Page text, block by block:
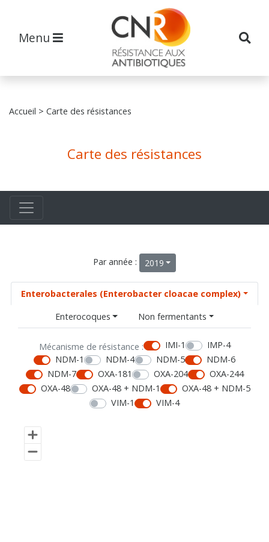
Menu
Accueil > Carte des résistances
Carte des résistances
Par année : 2019
Enterobacterales (Enterobacter cloacae complex)
Enterocoques
Non fermentants
Mécanisme de résistance : IMI-1
IMP-4
NDM-1
NDM-4 NDM-5
NDM-6
NDM-7
OXA-181 OXA-204
OXA-244
OXA-48
OXA-48 + NDM-1
OXA-48 + NDM-5
VIM-1
VIM-4